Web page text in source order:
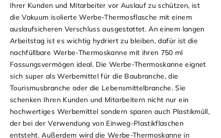
Ihrer Kunden und Mitarbeiter vor Auslauf zu schützen, ist
die Vakuum isolierte Werbe-Thermosflasche mit einem
auslaufsicheren Verschluss ausgestattet. An einem langen
Arbeitstag ist es wichtig hydriert zu bleiben, dafür ist die
nachfüllbare Werbe-Thermoskanne mit ihren 750 ml
Fassungsvermögen ideal. Die Werbe-Thermoskanne eignet
sich super als Werbemittel für die Baubranche, die
Tourismusbranche oder die Lebensmittelbranche. Sie
schenken Ihren Kunden und Mitarbeitern nicht nur ein
hochwertiges Werbemittel sondern sparen auch Plastikmüll,
der bei der Verwendung von Einweg-Plastikflaschen
entsteht. Außerdem wird die Werbe-Thermoskanne in